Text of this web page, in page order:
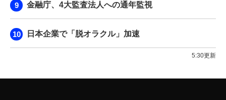
金融庁、4大監査法人への通年監視
日本企業で「脱オラクル」加速
5:30更新